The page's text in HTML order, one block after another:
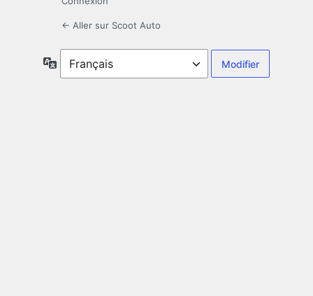
← Aller sur Scoot Auto
Langue